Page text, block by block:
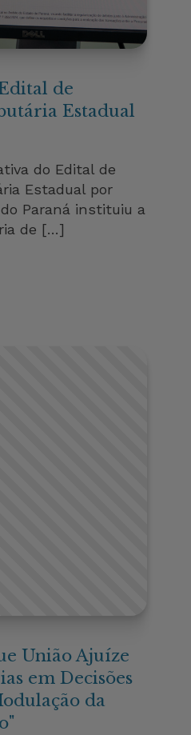
de
Estadual
do Edital de
Estadual por
Paraná instituiu a
de […]
União Ajuíze
em Decisões
da